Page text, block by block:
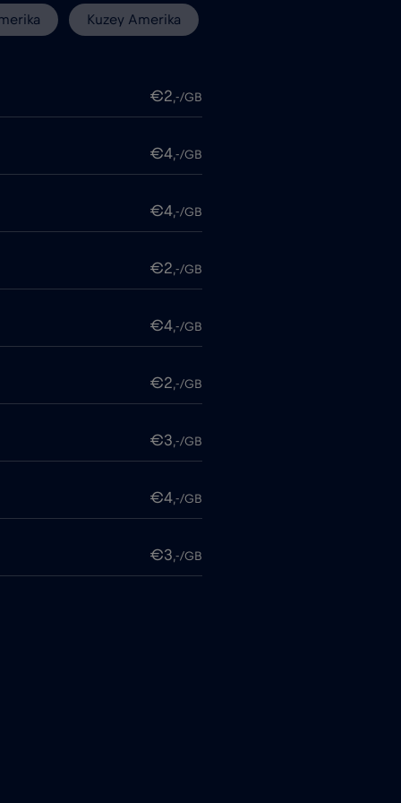
Kuzey Amerika
€2,-/GB
€4,-/GB
€4,-/GB
€2,-/GB
€4,-/GB
€2,-/GB
€3,-/GB
€4,-/GB
€3,-/GB